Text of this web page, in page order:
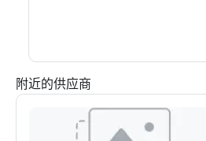
附近的供应商